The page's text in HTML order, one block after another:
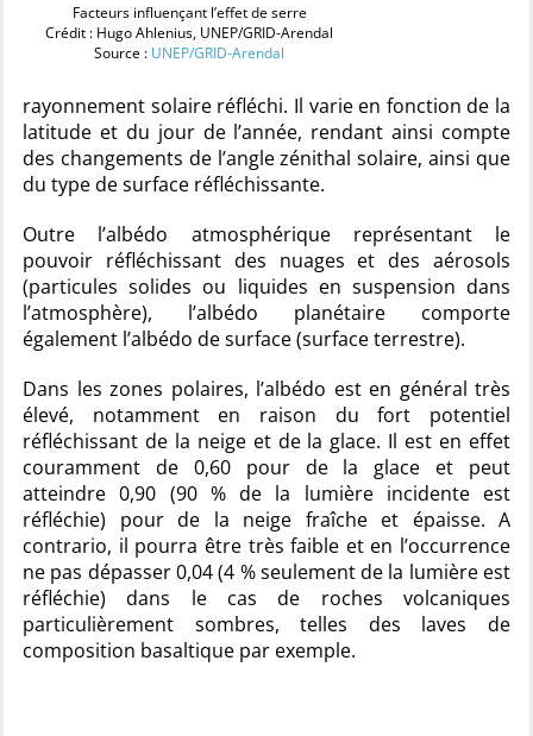
Facteurs influençant l’effet de serre
Crédit : Hugo Ahlenius, UNEP/GRID-Arendal
Source : UNEP/GRID-Arendal
rayonnement solaire réfléchi. Il varie en fonction de la
latitude et du jour de l’année, rendant ainsi compte
des changements de l’angle zénithal solaire, ainsi que
du type de surface réfléchissante.
Outre l’albédo atmosphérique représentant le
pouvoir réfléchissant des nuages et des aérosols
(particules solides ou liquides en suspension dans
l’atmosphère), l’albédo planétaire comporte
également l’albédo de surface (surface terrestre).
Dans les zones polaires, l’albédo est en général très
élevé, notamment en raison du fort potentiel
réfléchissant de la neige et de la glace. Il est en effet
couramment de 0,60 pour de la glace et peut
atteindre 0,90 (90 % de la lumière incidente est
réfléchie) pour de la neige fraîche et épaisse. A
contrario, il pourra être très faible et en l’occurrence
ne pas dépasser 0,04 (4 % seulement de la lumière est
réfléchie) dans le cas de roches volcaniques
particulièrement sombres, telles des laves de
composition basaltique par exemple.